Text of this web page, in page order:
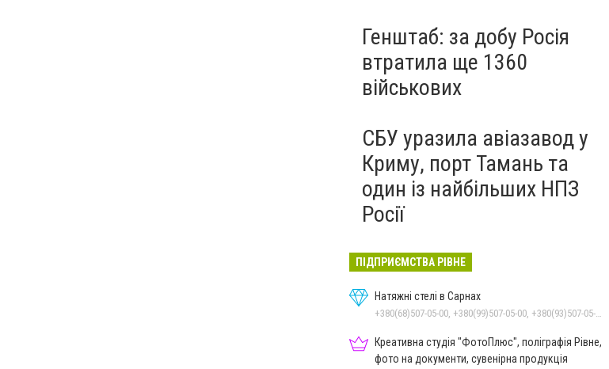
Генштаб: за добу Росія
втратила ще 1360
військових
СБУ уразила авіазавод у
Криму, порт Тамань та
один із найбільших НПЗ
Росії
ПІДПРИЄМСТВА РІВНЕ
Натяжні стелі в Сарнах
+380(68)507-05-00, +380(99)507-05-00, +380(93)507-05-00
Креативна студія "ФотоПлюс", поліграфія Рівне,
фото на документи, сувенірна продукція